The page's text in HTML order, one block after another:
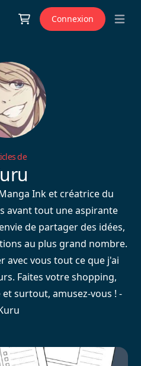
Connexion Open
de
Ink et créatrice du
avant tout une aspirante
de partager des idées,
au plus grand nombre.
avec vous tout ce que j'ai
Faites votre shopping,
surtout, amusez-vous ! -